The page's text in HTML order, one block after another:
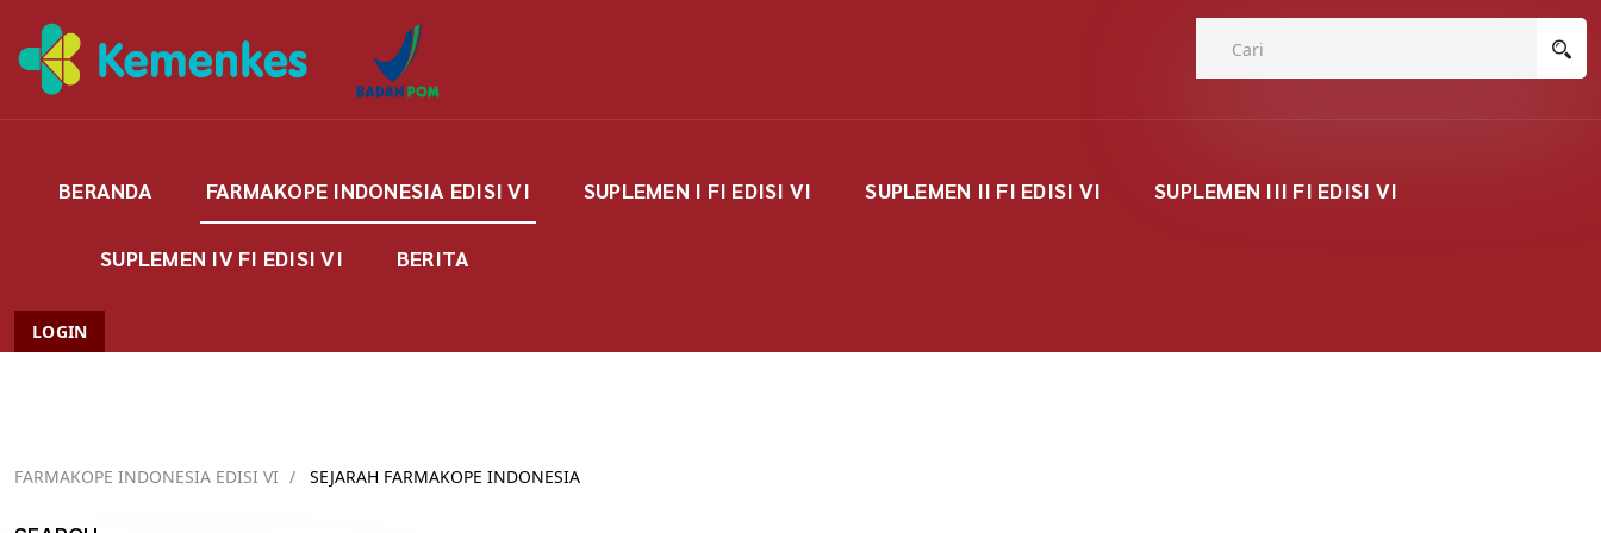
BERANDA FARMAKOPE INDONESIA EDISI VI SUPLEMEN I FI EDISI VI SUPLEMEN II FI EDISI VI SUPLEMEN III FI EDISI VI
SUPLEMEN IV FI EDISI VI BERITA
LOGIN
FARMAKOPE INDONESIA EDISI VI / SEJARAH FARMAKOPE INDONESIA